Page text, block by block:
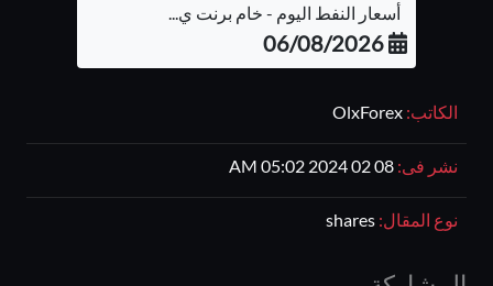
الكاتب:
نشر فى:
نوع المقال:
أسعار النفط اليوم - خام برنت ي...
06/08/2026